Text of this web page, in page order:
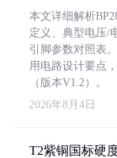
本文详细解析
定义、典型电压/
引脚参数对照表
用电路设计要点
（版本V1.2）。
2026年8月4日
T2紫铜国标硬